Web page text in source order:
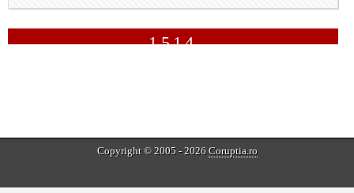
1514
Copyright © 2005 - 2026 Coruptia.ro